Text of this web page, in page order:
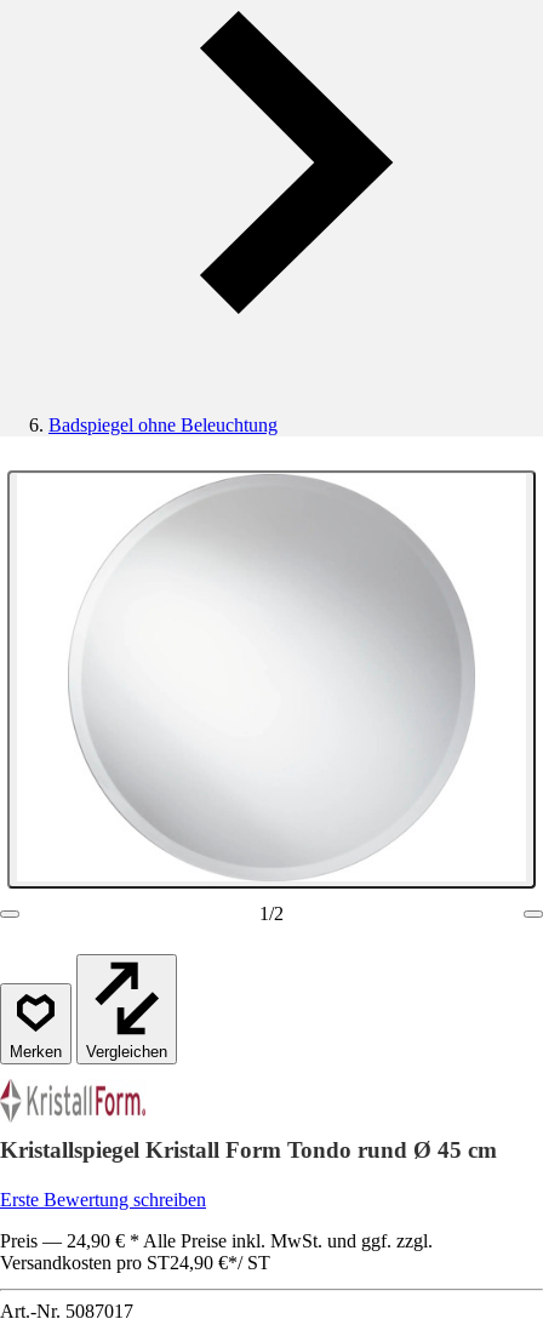
Badspiegel ohne Beleuchtung
1/2
Vergleichen
Kristallspiegel Kristall Form Tondo rund Ø 45 cm
Erste Bewertung schreiben
Preis — 24,90 € * Alle Preise inkl. MwSt. und ggf. zzgl.
Versandkosten pro ST24,90 €*/ ST
Art.-Nr. 5087017